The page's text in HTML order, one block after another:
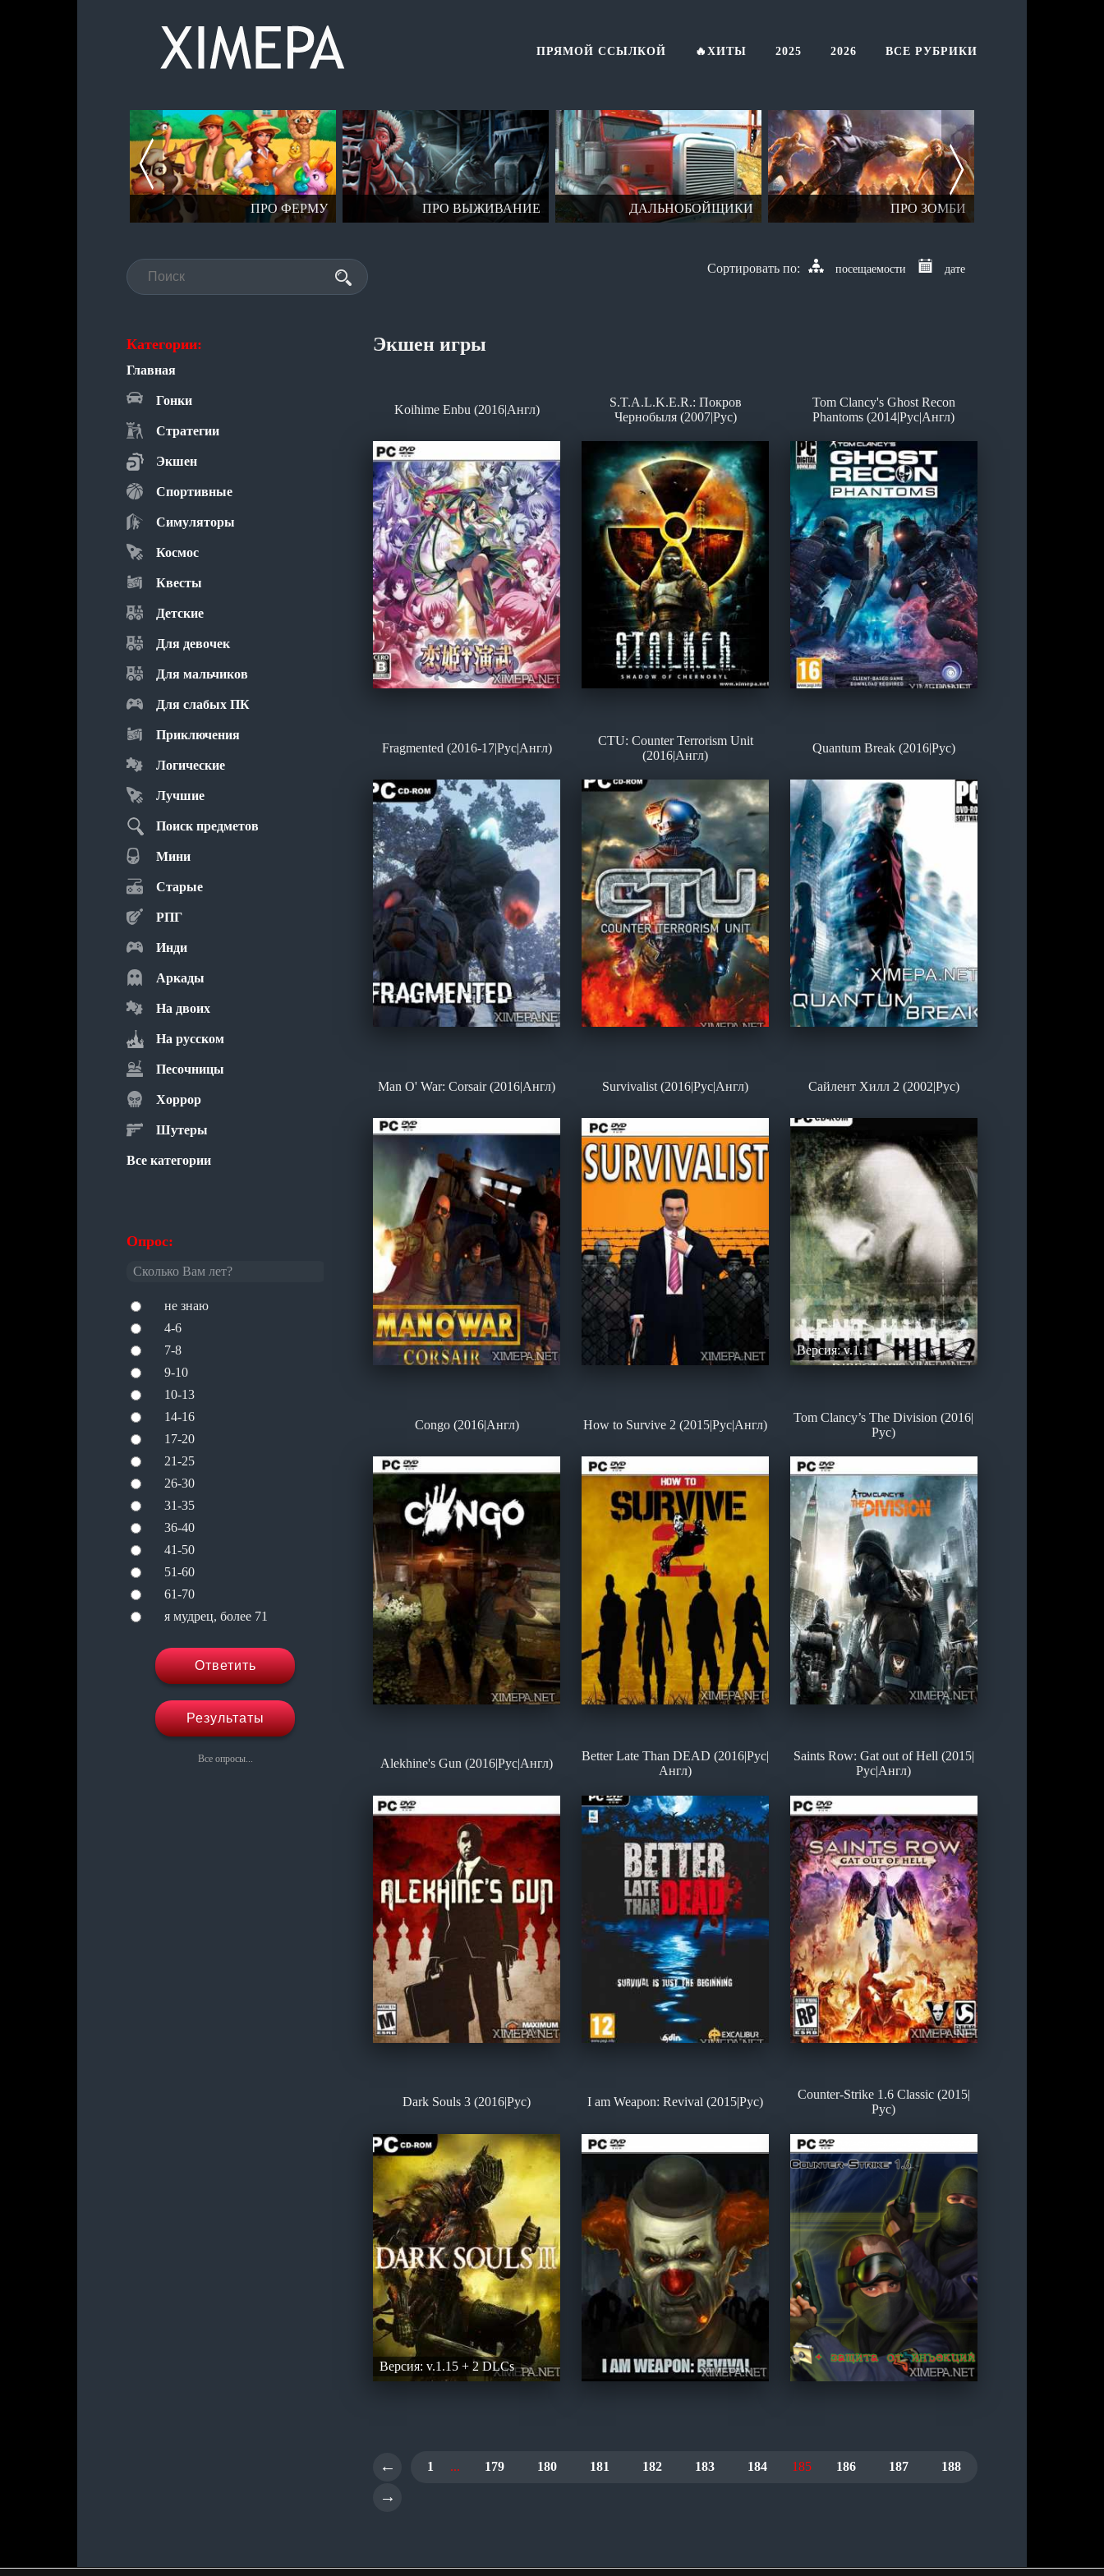
ПРО ФЕРМУ ПРО ВЫЖИВАНИЕ ДАЛЬНОБОЙЩИКИ ПРО ЗОМБИ
дате
посещаемости
Категории:
ПРЯМОЙ ССЫЛКОЙ 🔥ХИТЫ 2025 2026 ВСЕ РУБРИКИ
Главная
Гонки
Стратегии
Экшен
Спортивные
Симуляторы
Космос
Квесты
Детские
Для девочек
Для мальчиков
Для слабых ПК
Приключения
Логические
Лучшие
Поиск предметов
Мини
Старые
РПГ
Инди
Аркады
На двоих
На русском
Песочницы
Хоррор
Шутеры
Все категории
Опрос:
Сколько Вам лет?
не знаю
4-6
7-8
9-10
10-13
14-16
17-20
21-25
26-30
31-35
36-40
41-50
51-60
61-70
я мудрец, более 71
Ответить
Результаты
Все опросы...
Экшен игры
Koihime Enbu (2016|Англ)
S.T.A.L.K.E.R.: Покров
Чернобыля (2007|Рус)
Tom Clancy's Ghost Recon
Phantoms (2014|Рус|Англ)
Fragmented (2016-17|Рус|Англ)
CTU: Counter Terrorism Unit
(2016|Англ)
Quantum Break (2016|Рус)
Man O' War: Corsair (2016|Англ) Survivalist (2016|Рус|Англ) Сайлент Хилл 2 (2002|Рус)
Версия: v.1.1
Congo (2016|Англ) How to Survive 2 (2015|Рус|Англ)
Tom Clancy’s The Division (2016|
Рус)
Alekhine's Gun (2016|Рус|Англ)
Better Late Than DEAD (2016|Рус|
Англ)
Saints Row: Gat out of Hell (2015|
Рус|Англ)
Dark Souls 3 (2016|Рус)
Версия: v.1.15 + 2 DLCs
I am Weapon: Revival (2015|Рус)
Counter-Strike 1.6 Classic (2015|
Рус)
← 1 ... 179 180 181 182 183 184 185 186 187 188
→